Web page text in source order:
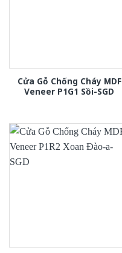
Cửa Gỗ Chống Cháy MDF
Veneer P1G1 Sồi-SGD